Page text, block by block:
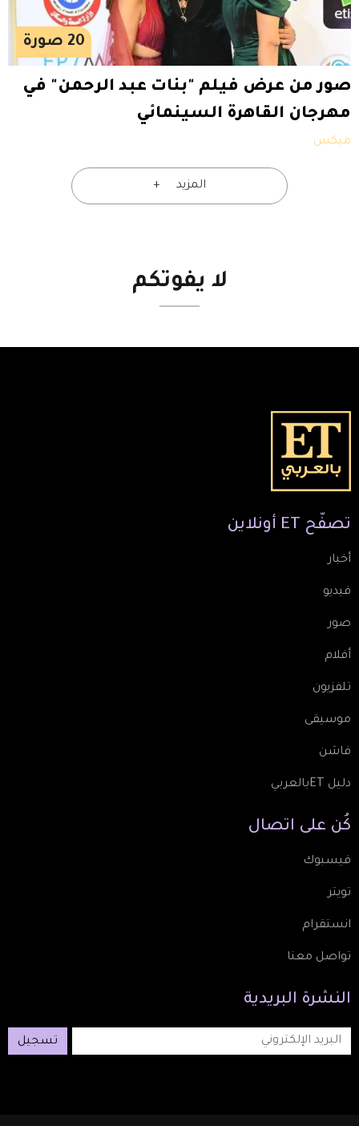
20 صورة
صور من عرض فيلم "بنات عبد الرحمن" في
مهرجان القاهرة السينمائي
ميكس
المزيد
لا يفوتكم
تصفّح ET أونلاين
أخبار
فيديو
صور
أفلام
تلفزيون
موسيقى
فاشن
دليل ETبالعربي
كُن على اتصال
فيسبوك
تويتر
انستقرام
تواصل معنا
النشرة البريدية
تسجيل